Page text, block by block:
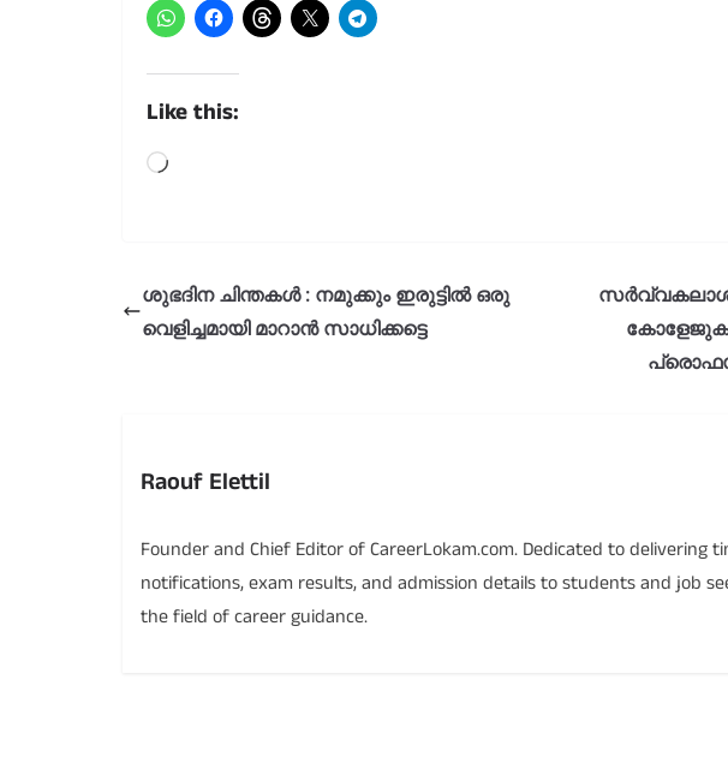
Like this:
Loading…
ശുഭദിന ചിന്തകൾ : നമുക്കും ഇരുട്ടിൽ ഒരു
വെളിച്ചമായി മാറാൻ സാധിക്കട്ടെ
Raouf Elettil
Founder and Chief Editor of CareerLokam.com. Dedicated to delivering
notifications, exam results, and admission details to students and job
the field of career guidance.